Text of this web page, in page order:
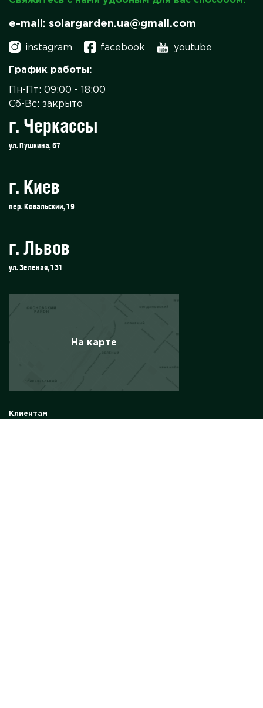
e-mail: solargarden.ua@gmail.com
instagram facebook youtube
График работы:
Пн-Пт: 09:00 - 18:00
Сб-Вс: закрыто
г. Черкассы
ул. Пушкина, 67
г. Киев
пер. Ковальский, 19
г. Львов
ул. Зеленая, 131
На карте
Клиентам